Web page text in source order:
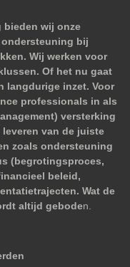
bieden wij onze
bij
Wij werken voor
Of het nu gaat
langdurige inzet. Voor
professionals in als
versterking
van de juiste
zoals ondersteuning
(begrotingsproces,
beleid,
Wat de
altijd geboden.